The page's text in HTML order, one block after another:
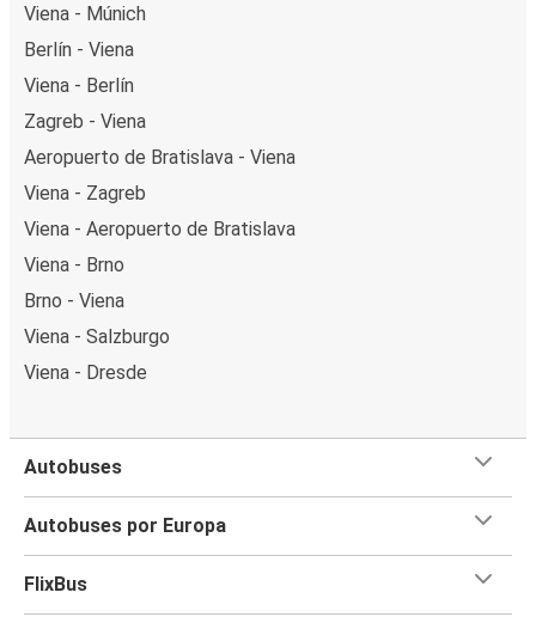
Viena - Múnich
Berlín - Viena
Viena - Berlín
Zagreb - Viena
Aeropuerto de Bratislava - Viena
Viena - Zagreb
Viena - Aeropuerto de Bratislava
Viena - Brno
Brno - Viena
Viena - Salzburgo
Viena - Dresde
Autobuses
Autobuses por Europa
FlixBus